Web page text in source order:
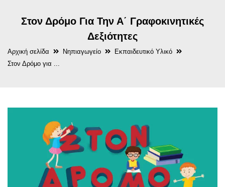
Στον Δρόμο Για Την Α΄ Γραφοκινητικές
Δεξιότητες
Αρχική σελίδα Νηπιαγωγείο
Εκπαιδευτικό Υλικό
Στον Δρόμο για ...